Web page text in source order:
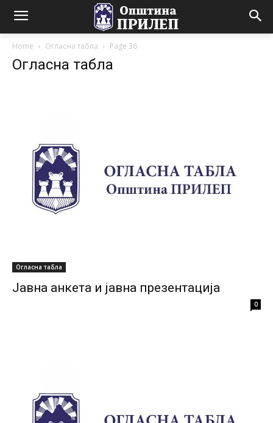
Home Огласна табла Page 36
Огласна табла
Огласна табла
Јавна анкета и јавна презентација
0